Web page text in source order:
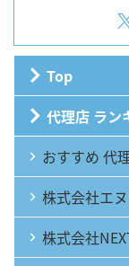
Top
代理店 ラン
おすすめ 代
株式会社エ
株式会社